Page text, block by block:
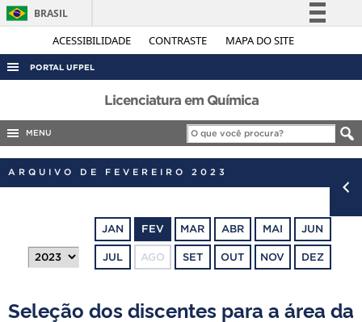
ACESSIBILIDADE CONTRASTE MAPA DO SITE
BRASIL
Simplifique!
Legislação
Canais
PORTAL UFPEL
ACESSO À INFORMAÇÃO
AUDITORIA
CONCURSOS
OUVIDORIA
TELEFONES
Licenciatura em Química
MENU
ARQUIVO DE FEVEREIRO 2023
JAN FEV MAR ABR MAI JUN
JUL AGO SET OUT NOV DEZ
Seleção dos discentes para a área da